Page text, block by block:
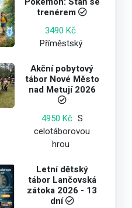
trenérem
3490 Kč
Příměstský
Akční pobytový
tábor Nové Město
nad Metují 2026
4950 Kč S
celotáborovou
hrou
Letní dětský
tábor Lančovská
zátoka 2026 - 13
dní